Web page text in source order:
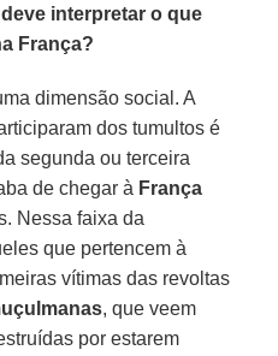
interpretar o que
França?
dimensão social. A
dos tumultos é
segunda ou terceira
de chegar à França
Nessa faixa da
que pertencem à
vítimas das revoltas
, que veem
por estarem